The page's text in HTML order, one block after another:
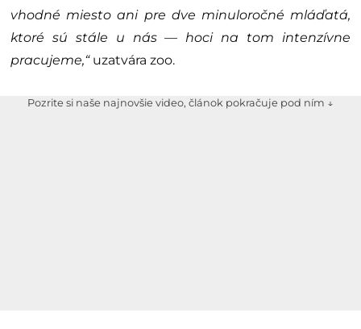
vhodné miesto ani pre dve minuloročné mláďatá,
ktoré sú stále u nás — hoci na tom intenzívne
pracujeme,“ uzatvára zoo.
Pozrite si naše najnovšie video, článok pokračuje pod ním ↓